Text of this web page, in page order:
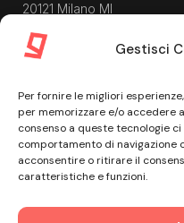
Gestisci
Per fornire le migliori
per memorizzare e/o accedere
consenso a queste tecnologie
comportamento di navigazione
acconsentire o ritirare il
caratteristiche e funzioni.
20121 Milano MI
Guide
Modulistica
Webinar
Centro assistenza